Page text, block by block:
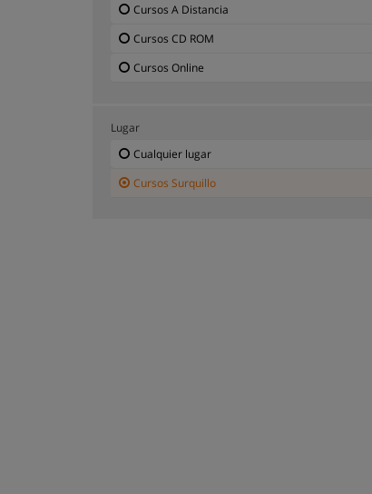
Cursos A Distancia
Cursos CD ROM
Cursos Online
Lugar
Cualquier lugar
Cursos Surquillo